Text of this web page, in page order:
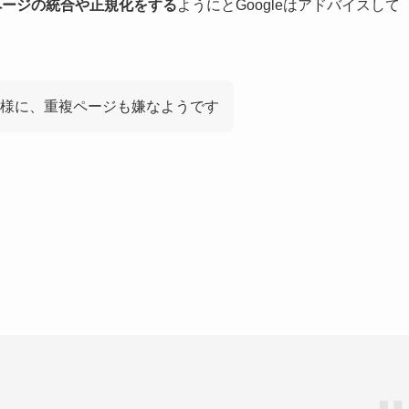
ジの統合や正規化をするようにとGoogleはアドバイスして
に、重複ページも嫌なようです